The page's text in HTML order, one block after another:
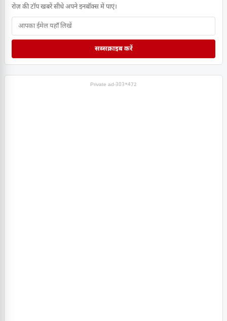
रोज़ की टॉप खबरें सीधे अपने इनबॉक्स में पाएं।
सब्सक्राइब करें
Private ad-303*472